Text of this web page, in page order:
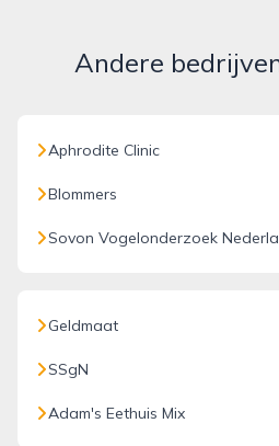
Andere
Aphrodite Clinic
Blommers
Sovon Vogelonderzoek
Geldmaat
SSgN
Adam's Eethuis Mix